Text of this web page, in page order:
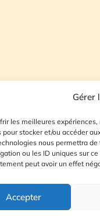
Gérer
les meilleures
pour stocker et/ou accéder
nous permettra
ou les ID uniques sur
peut avoir un effet
Accepter
Plan du site